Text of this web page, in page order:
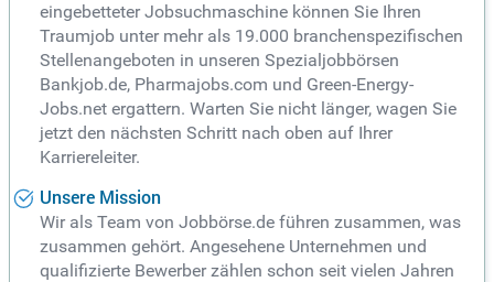
eingebetteter Jobsuchmaschine können Sie Ihren
Traumjob unter mehr als 19.000 branchenspezifischen
Stellenangeboten in unseren Spezialjobbörsen
Bankjob.de, Pharmajobs.com und Green-Energy-
Jobs.net ergattern. Warten Sie nicht länger, wagen Sie
jetzt den nächsten Schritt nach oben auf Ihrer
Karriereleiter.
Unsere Mission
Wir als Team von Jobbörse.de führen zusammen, was
zusammen gehört. Angesehene Unternehmen und
qualifizierte Bewerber zählen schon seit vielen Jahren